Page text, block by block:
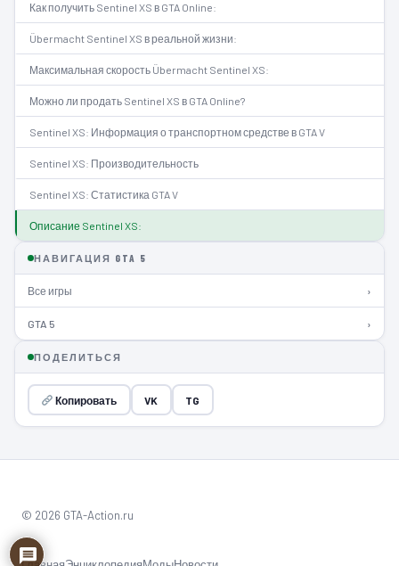
Как получить Sentinel XS в GTA Online:
Übermacht Sentinel XS в реальной жизни:
Максимальная скорость Übermacht Sentinel XS:
Можно ли продать Sentinel XS в GTA Online?
Sentinel XS: Информация о транспортном средстве в GTA V
Sentinel XS: Производительность
Sentinel XS: Статистика GTA V
Описание Sentinel XS:
НАВИГАЦИЯ GTA 5
Все игры ›
GTA 5 ›
ПОДЕЛИТЬСЯ
Копировать VK TG
© 2026 GTA-Action.ru